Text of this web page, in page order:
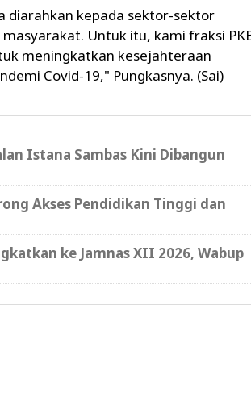
diarahkan kepada sektor-sektor
Untuk itu, kami fraksi
meningkatkan kesejahteraan
Covid-19," Pungkasnya. (Sai)
Istana Sambas Kini Dibangun
Akses Pendidikan Tinggi dan
ke Jamnas XII 2026, Wabup